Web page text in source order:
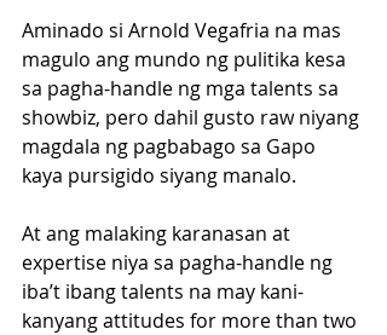
Aminado si Arnold Vegafria na mas
magulo ang mundo ng pulitika kesa
sa pagha-handle ng mga talents sa
showbiz, pero dahil gusto raw niyang
magdala ng pagbabago sa Gapo
kaya pursigido siyang manalo.
At ang malaking karanasan at
expertise niya sa pagha-handle ng
iba’t ibang talents na may kani-
kanyang attitudes for more than two